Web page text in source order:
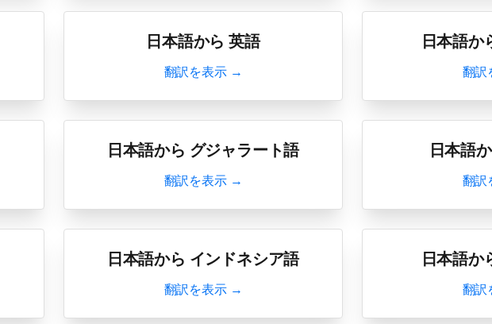
日本語から 英語
翻訳を表示 →
日本語か
翻訳
日本語から グジャラート語
翻訳を表示 →
日本語
翻訳
日本語から インドネシア語
翻訳を表示 →
日本語か
翻訳